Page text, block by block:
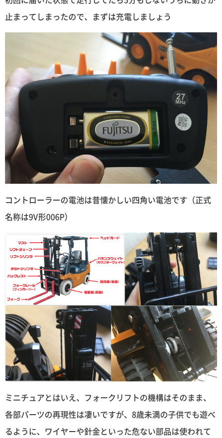
止まってしまったので、まずは充電しましょう
コントローラーの電池は昔懐かしい四角い電池です（正式
名称は9V形006P）
ミニチュアとはいえ、フォークリフトの機構はそのまま、
各部パーツの再現性は凄いですが、8歳未満の子供でも遊べ
るように、ワイヤーや針金といった危ない部品は使われて